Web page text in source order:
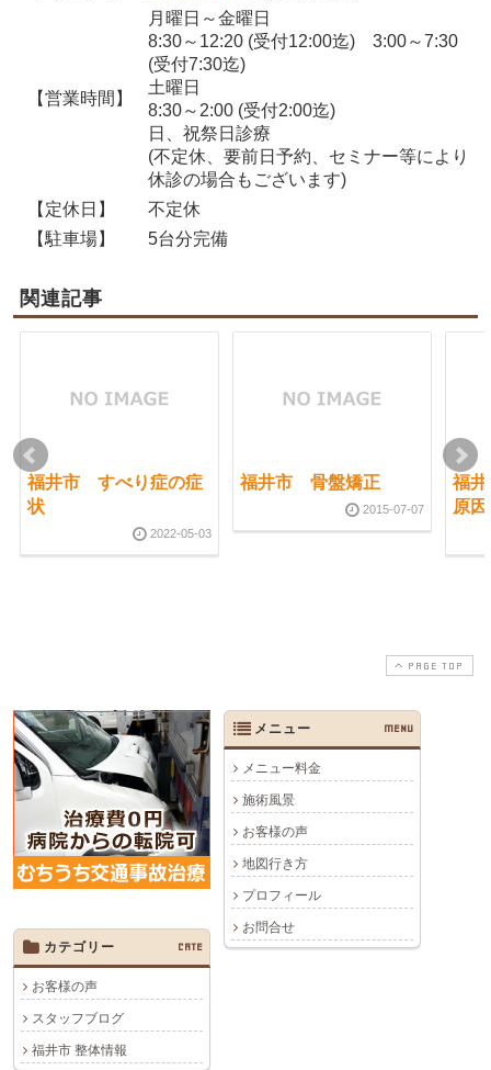
【営業時間】
月曜日～金曜日
8:30～12:20 (受付12:00迄) 3:00～7:30
(受付7:30迄)
土曜日
8:30～2:00 (受付2:00迄)
日、祝祭日診療
(不定休、要前日予約、セミナー等により
休診の場合もございます)
【定休日】
不定休
【駐車場】
5台分完備
関連記事
福井市 すべり症の症
状
2022-05-03
福井市 骨盤矯正
2015-07-07
福
原因
PAGE TOP
メニュー MENU
メニュー料金
施術風景
お客様の声
地図行き方
プロフィール
お問合せ
カテゴリー
CATE
お客様の声
スタッフブログ
福井市 整体情報